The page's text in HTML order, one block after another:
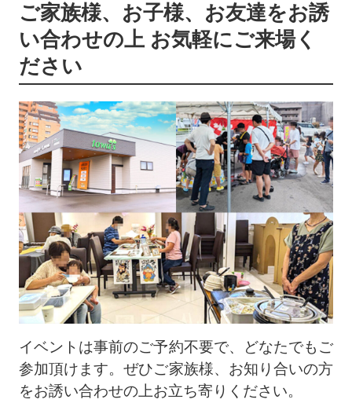
ご家族様、お子様、お友達をお誘
い合わせの上 お気軽にご来場く
ださい
イベントは事前のご予約不要で、どなたでもご
参加頂けます。ぜひご家族様、お知り合いの方
をお誘い合わせの上お立ち寄りください。